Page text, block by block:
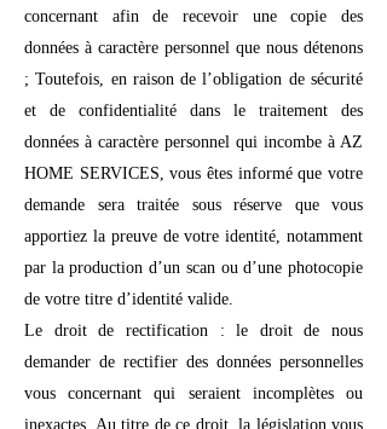
concernant afin de recevoir une copie des
données à caractère personnel que nous détenons
; Toutefois, en raison de l’obligation de sécurité
et de confidentialité dans le traitement des
données à caractère personnel qui incombe à AZ
HOME SERVICES, vous êtes informé que votre
demande sera traitée sous réserve que vous
apportiez la preuve de votre identité, notamment
par la production d’un scan ou d’une photocopie
de votre titre d’identité valide.
Le droit de rectification : le droit de nous
demander de rectifier des données personnelles
vous concernant qui seraient incomplètes ou
inexactes. Au titre de ce droit, la législation vous